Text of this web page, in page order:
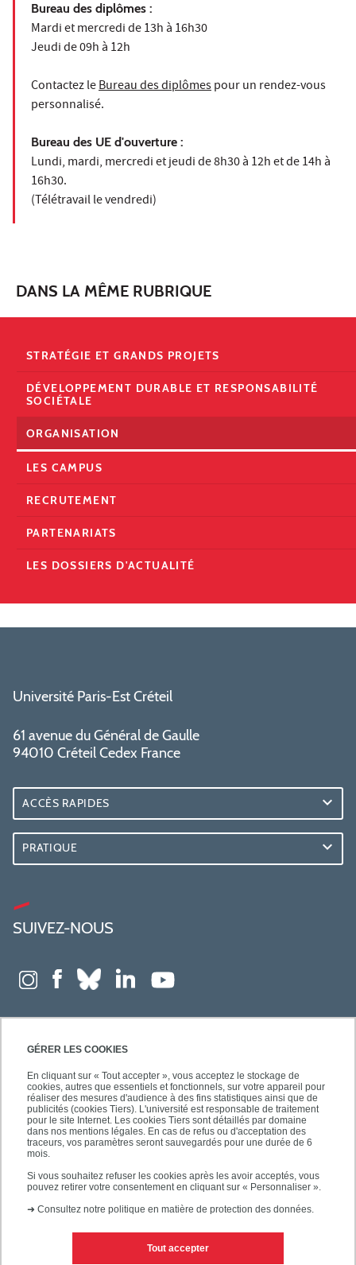
GÉRER LES COOKIES
En cliquant sur « Tout accepter », vous acceptez le stockage de
cookies, autres que essentiels et fonctionnels, sur votre appareil pour
réaliser des mesures d'audience à des fins statistiques ainsi que de
publicités (cookies Tiers). L'université est responsable de traitement
pour le site Internet. Les cookies Tiers sont détaillés par domaine
dans nos mentions légales. En cas de refus ou d'acceptation des
traceurs, vos paramètres seront sauvegardés pour une durée de 6
mois.
Si vous souhaitez refuser les cookies après les avoir acceptés, vous
pouvez retirer votre consentement en cliquant sur « Personnaliser ».
➜ Consultez notre politique en matière de protection des données.
Tout accepter
Bureau des diplômes :
Mardi et mercredi de 13h à 16h30
Jeudi de 09h à 12h
Contactez leBureau des diplômespour un rendez-vous
personnalisé.
Bureau des UE d'ouverture :
Lundi, mardi, mercredi et jeudi de 8h30 à 12h et de 14h à
16h30.
(Télétravail le vendredi)
DANS LA MÊME RUBRIQUE
STRATÉGIE ET GRANDS PROJETS
DÉVELOPPEMENT DURABLE ET RESPONSABILITÉ
SOCIÉTALE
ORGANISATION
LES CAMPUS
RECRUTEMENT
PARTENARIATS
LES DOSSIERS D'ACTUALITÉ
Université Paris-Est Créteil
61 avenue du Général de Gaulle
94010 Créteil Cedex France
ACCÈS RAPIDES
PRATIQUE
SUIVEZ-NOUS
Mentions légales